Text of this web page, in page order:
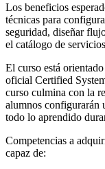
Los beneficios
técnicas para
seguridad, diseñar
el catálogo de
El curso está
oficial Certified
curso culmina con la
alumnos configurarán
todo lo aprendido
Competencias a
capaz de: